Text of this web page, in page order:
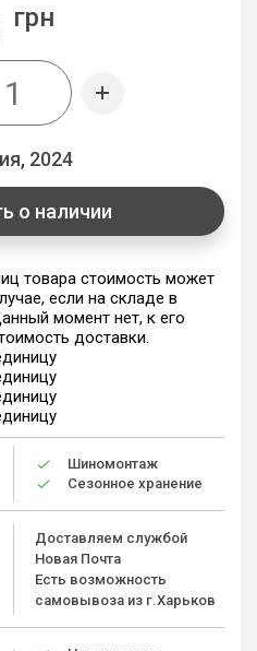
грн
2024
о наличии
товара стоимость может
если на складе в
момент нет, к его
доставки.
Шиномонтаж
Сезонное хранение
Доставляем службой
Новая Почта
Есть возможность
самовывоза из г.Харьков